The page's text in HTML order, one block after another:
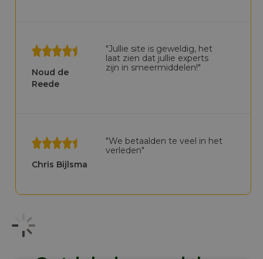
Noud de
Reede
"Jullie site is geweldig, het
laat zien dat jullie experts
zijn in smeermiddelen!"
Chris Bijlsma
"We betaalden te veel in het
verleden"